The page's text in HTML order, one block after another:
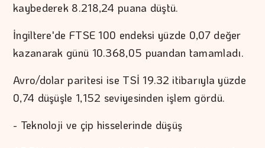
kaybederek 8.218,24 puana düştü.
İngiltere'de FTSE 100 endeksi yüzde 0,07 değer
kazanarak günü 10.368,05 puandan tamamladı.
Avro/dolar paritesi ise TSİ 19.32 itibarıyla yüzde
0,74 düşüşle 1,152 seviyesinden işlem gördü.
- Teknoloji ve çip hisselerinde düşüş